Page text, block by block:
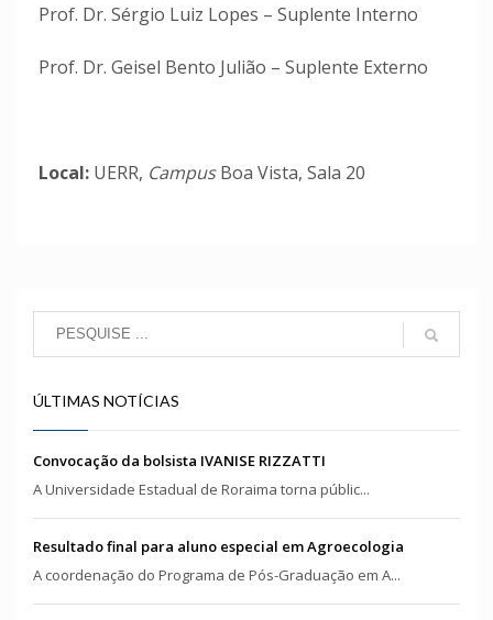
Prof. Dr. Sérgio Luiz Lopes – Suplente Interno
Prof. Dr. Geisel Bento Julião – Suplente Externo
Local: UERR, CampusBoa Vista, Sala 20
ÚLTIMAS NOTÍCIAS
Convocação da bolsista IVANISE RIZZATTI
A Universidade Estadual de Roraima torna públic...
Resultado final para aluno especial em Agroecologia
A coordenação do Programa de Pós-Graduação em A...